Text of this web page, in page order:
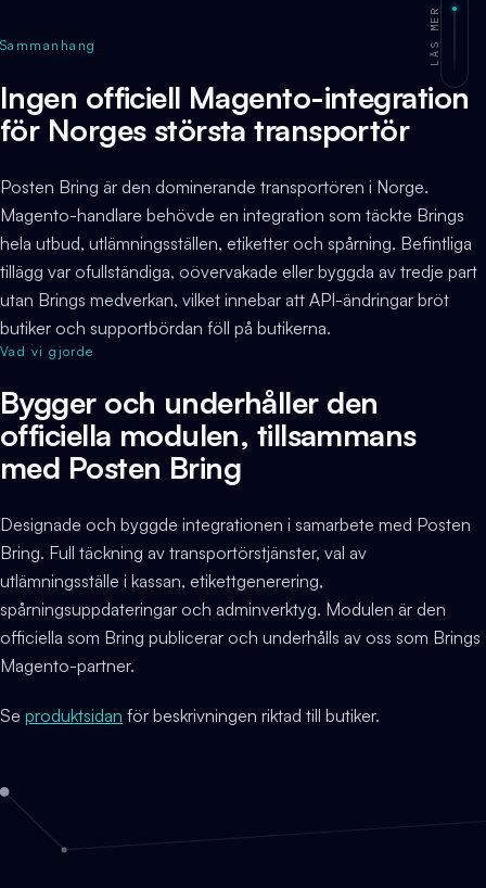
LÄS MER
Sammanhang
Ingen officiell Magento-integration
för Norges största transportör
Posten Bring är den dominerande transportören i Norge.
Magento-handlare behövde en integration som täckte Brings
hela utbud, utlämningsställen, etiketter och spårning. Befintliga
tillägg var ofullständiga, oövervakade eller byggda av tredje part
utan Brings medverkan, vilket innebar att API-ändringar bröt
butiker och supportbördan föll på butikerna.
Vad vi gjorde
Bygger och underhåller den
officiella modulen, tillsammans
med Posten Bring
Designade och byggde integrationen i samarbete med Posten
Bring. Full täckning av transportörstjänster, val av
utlämningsställe i kassan, etikettgenerering,
spårningsuppdateringar och adminverktyg. Modulen är den
officiella som Bring publicerar och underhålls av oss som Brings
Magento-partner.
Se produktsidan för beskrivningen riktad till butiker.